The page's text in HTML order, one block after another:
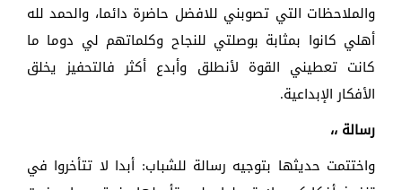
والملاحظات التي تصوبني للافضل حاضرة دائما، والحمد لله
أهلي كانوا بمثابة بوصلتي للنجاح وكلماتهم لي دوما ما
كانت تعطيني القوة لأنطلق وأبدع أكثر فالتحفيز يخلق
الأفكار الإبداعية.
رسالة ،،
واختتمت حديثها بتوجيه رسالة للشباب: أبدا لا تتأخروا في